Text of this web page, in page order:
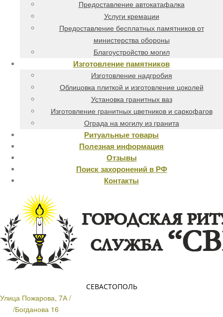
Предоставление автокатафалка
Услуги кремации
Предоставление бесплатных памятников от
министерства обороны
Благоустройство могил
Изготовление памятников
Изготовление надгробия
Облицовка плиткой и изготовление цоколей
Установка гранитных ваз
Изготовление гранитных цветников и саркофагов
Ограда на могилу из гранита
Ритуальные товары
Полезная информация
Отзывы
Поиск захоронений в РФ
Контакты
СЕВАСТОПОЛЬ
Улица Пожарова, 7А /
/Богданова 16